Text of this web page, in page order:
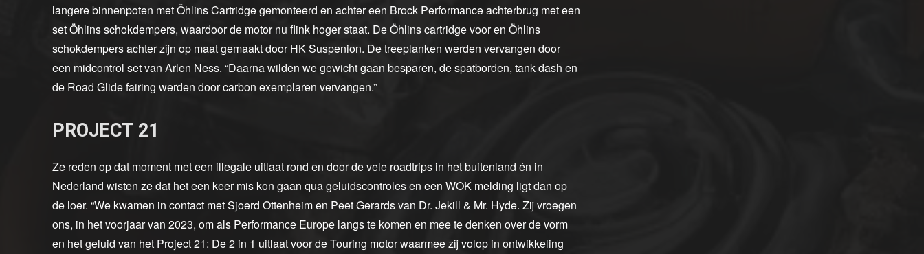
langere binnenpoten met Öhlins Cartridge gemonteerd en achter een Brock Performance achterbrug met een
set Öhlins schokdempers, waardoor de motor nu flink hoger staat. De Öhlins cartridge voor en Öhlins
schokdempers achter zijn op maat gemaakt door HK Suspenion. De treeplanken werden vervangen door
een midcontrol set van Arlen Ness. “Daarna wilden we gewicht gaan besparen, de spatborden, tank dash en
de Road Glide fairing werden door carbon exemplaren vervangen.”
PROJECT 21
Ze reden op dat moment met een illegale uitlaat rond en door de vele roadtrips in het buitenland én in
Nederland wisten ze dat het een keer mis kon gaan qua geluidscontroles en een WOK melding ligt dan op
de loer. “We kwamen in contact met Sjoerd Ottenheim en Peet Gerards van Dr. Jekill & Mr. Hyde. Zij vroegen
ons, in het voorjaar van 2023, om als Performance Europe langs te komen en mee te denken over de vorm
en het geluid van het Project 21: De 2 in 1 uitlaat voor de Touring motor waarmee zij volop in ontwikkeling